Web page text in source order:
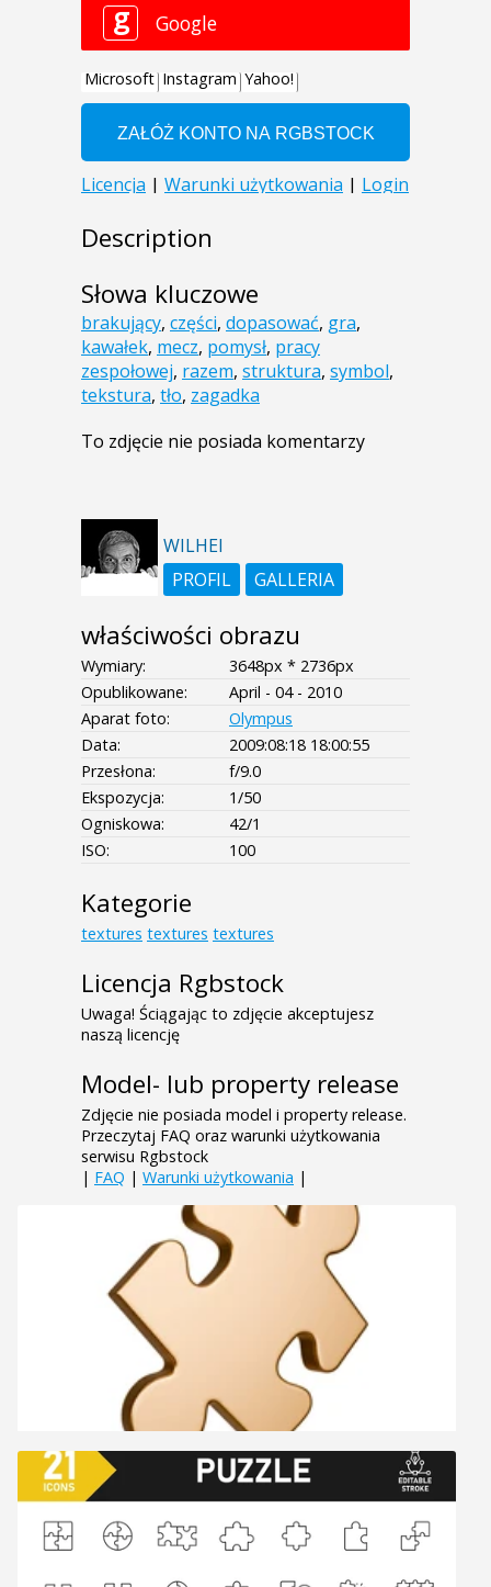
Description
Słowa kluczowe
brakujący, części, dopasować, gra,
kawałek, mecz, pomysł, pracy
zespołowej, razem, struktura, symbol,
tekstura, tło, zagadka
To zdjęcie nie posiada komentarzy
WILHEI
PROFIL
GALLERIA
właściwości obrazu
Wymiary:
3648px * 2736px
Opublikowane:
April - 04 - 2010
Aparat foto:
Olympus
Data:
2009:08:18 18:00:55
Przesłona:
f/9.0
Ekspozycja:
1/50
Ogniskowa:
42/1
ISO:
100
Kategorie
textures textures textures
Licencja Rgbstock
Uwaga! Ściągając to zdjęcie akceptujesz
naszą licencję
Model- lub property release
Zdjęcie nie posiada model i property release.
Przeczytaj FAQ oraz warunki użytkowania
serwisu Rgbstock
| FAQ | Warunki użytkowania |